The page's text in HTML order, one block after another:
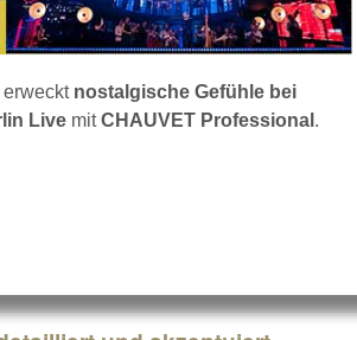
erweckt nostalgische Gefühle bei
Live mitCHAUVET Professional .